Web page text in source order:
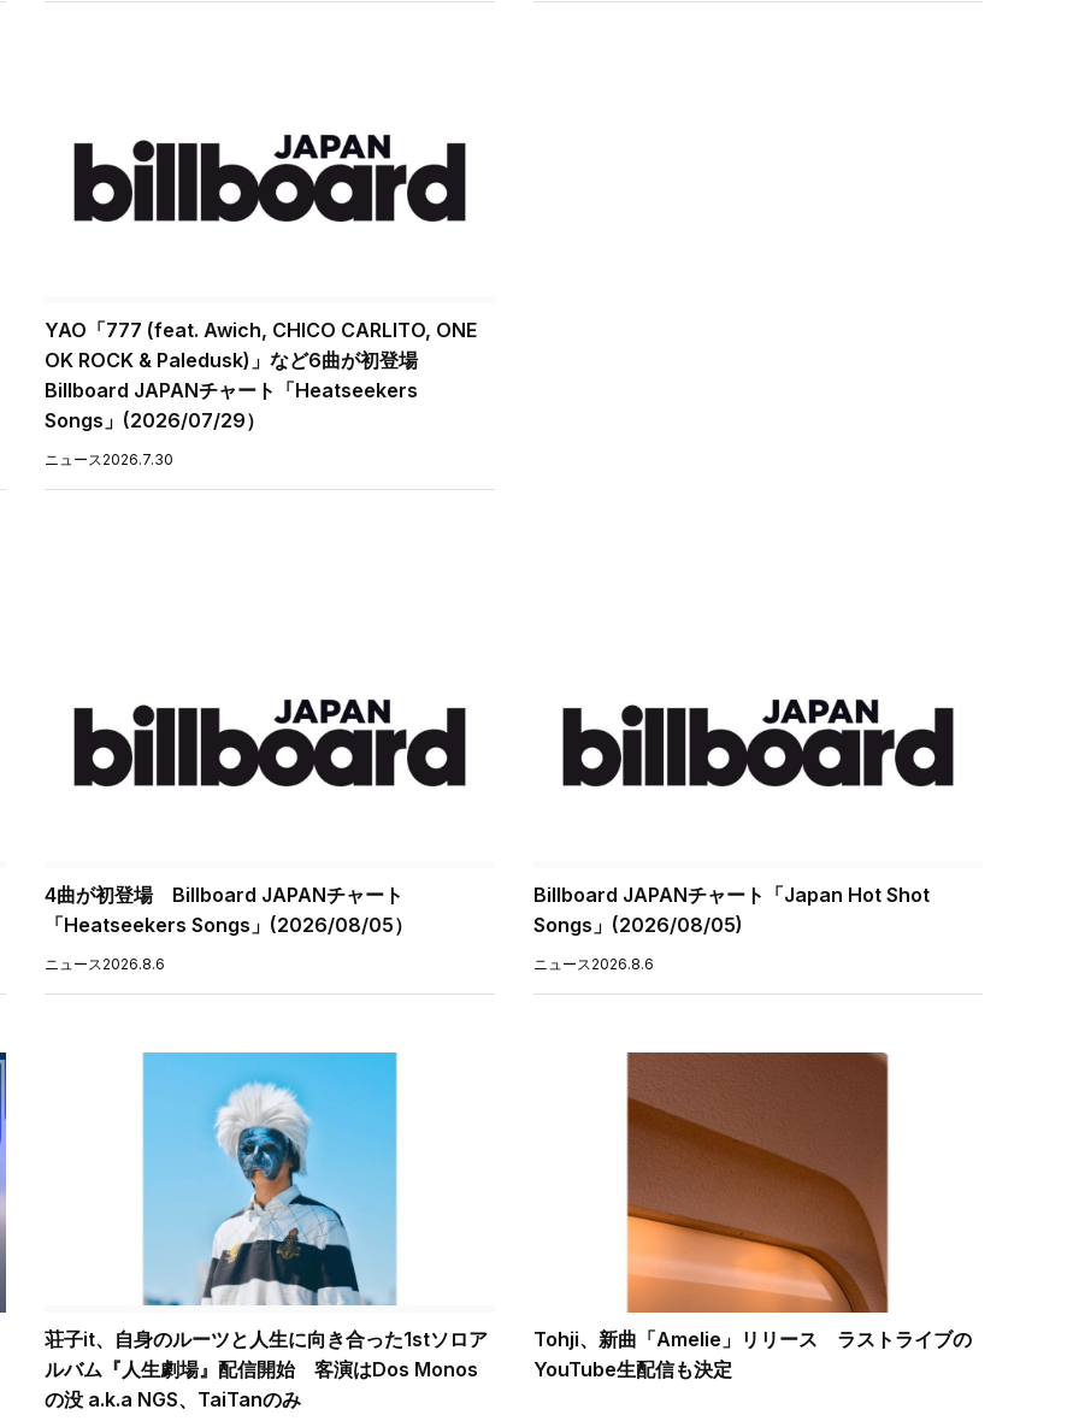
YAO「777 (feat. Awich, CHICO CARLITO, ONE
OK ROCK & Paledusk)」など6曲が初登場
Billboard JAPANチャート「Heatseekers
Songs」(2026/07/29）
ニュース2026.7.30
4曲が初登場 Billboard JAPANチャート
「Heatseekers Songs」(2026/08/05）
ニュース2026.8.6
Billboard JAPANチャート「Japan Hot Shot
Songs」(2026/08/05)
ニュース2026.8.6
荘子it、自身のルーツと人生に向き合った1stソロア
ルバム『人生劇場』配信開始 客演はDos Monos
の没 a.k.a NGS、TaiTanのみ
Tohji、新曲「Amelie」リリース ラストライブの
YouTube生配信も決定